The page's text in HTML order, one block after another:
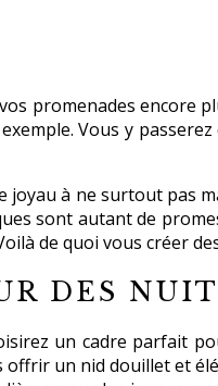
promenades encore
Vous y
à ne surtout pas
sont autant de
de quoi vous créer
DES
un cadre parfait
un nid douillet et